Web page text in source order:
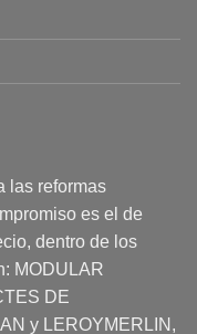
las reformas
es el de
dentro de los
MODULAR
DE
y LEROYMERLIN,